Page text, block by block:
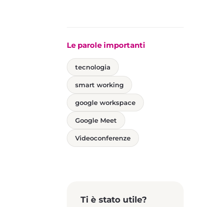
Le parole importanti
tecnologia
smart working
google workspace
Google Meet
Videoconferenze
Ti è stato utile?